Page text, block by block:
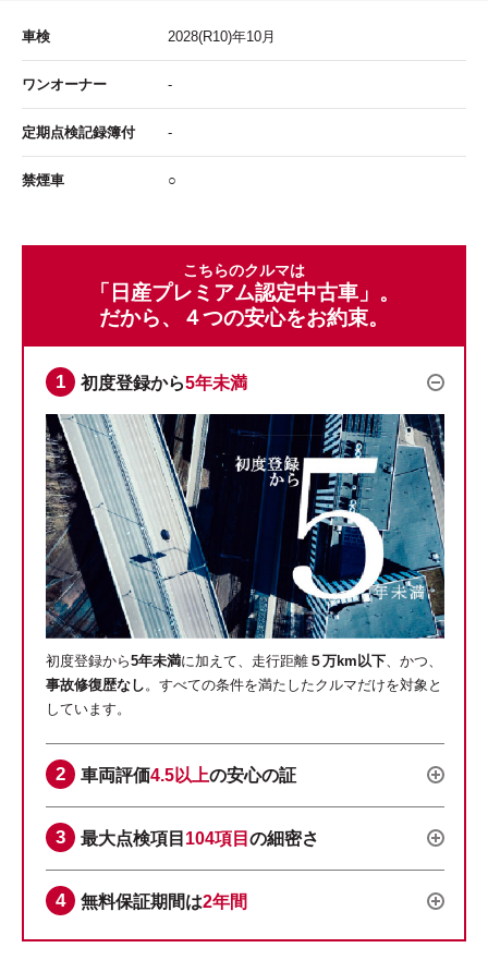
車検 2028(R10)年10 月
ワンオーナー -
定期点検記録簿付 -
禁煙車 ○
こちらのクルマは
「日産プレミアム認定中古車」。
だから、４つの安心をお約束。
初度登録から5年未満
初度登録から5年未満に加えて、走行距離 ５万km以下 、かつ、
事故修復歴なし 。すべての条件を満たしたクルマだけを対象と
しています。
車両評価4.5以上の安心の証
最大点検項目 104項目 の細密さ
無料保証期間は2年間